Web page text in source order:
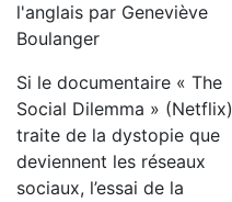
l'anglais par Geneviève
Boulanger
Si le documentaire « The
Social Dilemma » (Netflix)
traite de la dystopie que
deviennent les réseaux
sociaux, l’essai de la